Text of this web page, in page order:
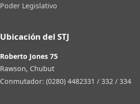
Poder Legislativo
Ubicación del STJ
Roberto Jones 75
Rawson, Chubut
Conmutador: (0280) 4482331 / 332 / 334